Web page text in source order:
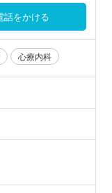
話をかける
心療内科